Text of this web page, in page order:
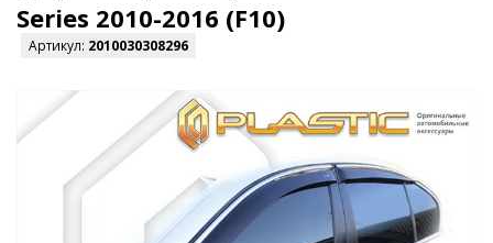
Series 2010-2016 (F10)
Артикул: 2010030308296